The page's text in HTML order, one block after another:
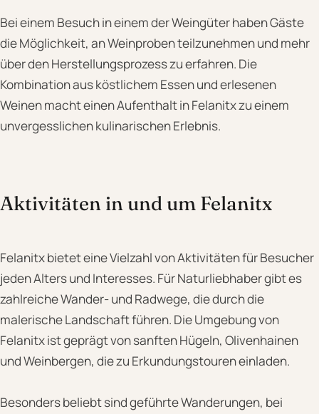
Bei einem Besuch in einem der Weingüter haben Gäste
die Möglichkeit, an Weinproben teilzunehmen und mehr
über den Herstellungsprozess zu erfahren. Die
Kombination aus köstlichem Essen und erlesenen
Weinen macht einen Aufenthalt in Felanitx zu einem
unvergesslichen kulinarischen Erlebnis.
Aktivitäten in und um Felanitx
Felanitx bietet eine Vielzahl von Aktivitäten für Besucher
jeden Alters und Interesses. Für Naturliebhaber gibt es
zahlreiche Wander- und Radwege, die durch die
malerische Landschaft führen. Die Umgebung von
Felanitx ist geprägt von sanften Hügeln, Olivenhainen
und Weinbergen, die zu Erkundungstouren einladen.
Besonders beliebt sind geführte Wanderungen, bei